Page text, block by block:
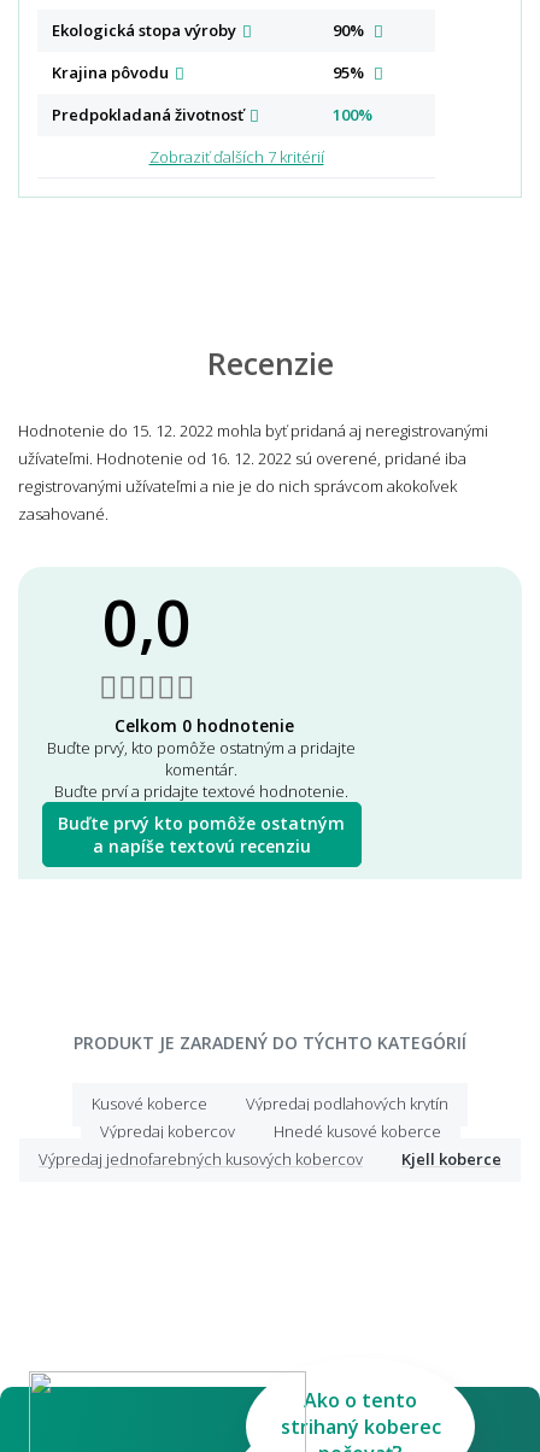
Ekologická stopa výroby
90%
Krajina pôvodu
95%
Predpokladaná životnosť
100%
Zobraziť ďalších 7 kritérií
Recenzie
Hodnotenie do 15. 12. 2022 mohla byť pridaná aj neregistrovanými
užívateľmi. Hodnotenie od 16. 12. 2022 sú overené, pridané iba
registrovanými užívateľmi a nie je do nich správcom akokoľvek
zasahované.
0,0
Celkom 0 hodnotenie
Buďte prvý, kto pomôže ostatným a pridajte
komentár.
Buďte prví a pridajte textové hodnotenie.
Buďte prvý kto pomôže ostatným
a napíše textovú recenziu
PRODUKT JE ZARADENÝ DO TÝCHTO KATEGÓRIÍ
Kusové koberce
Výpredaj podlahových krytín
Výpredaj kobercov
Hnedé kusové koberce
Výpredaj jednofarebných kusových kobercov
Kjell koberce
Ako o tento
strihaný koberec